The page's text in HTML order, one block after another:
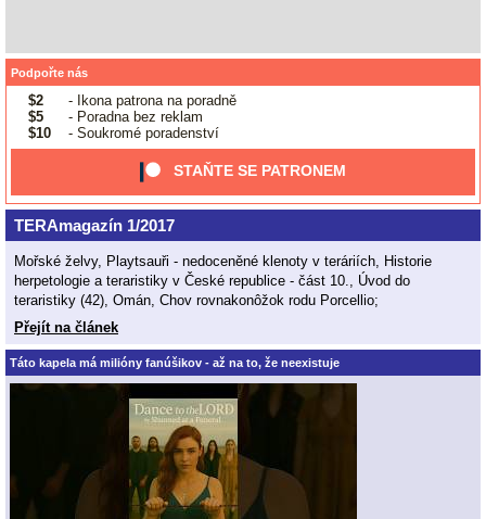
Podpořte nás
$2
- Ikona patrona na poradně
$5
- Poradna bez reklam
$10
- Soukromé poradenství
STAŇTE SE PATRONEM
TERAmagazín 1/2017
Mořské želvy, Playtsauři - nedoceněné klenoty v teráriích, Historie
herpetologie a teraristiky v České republice - část 10., Úvod do
teraristiky (42), Omán, Chov rovnakonôžok rodu Porcellio;
Přejít na článek
Táto kapela má milióny fanúšikov - až na to, že neexistuje